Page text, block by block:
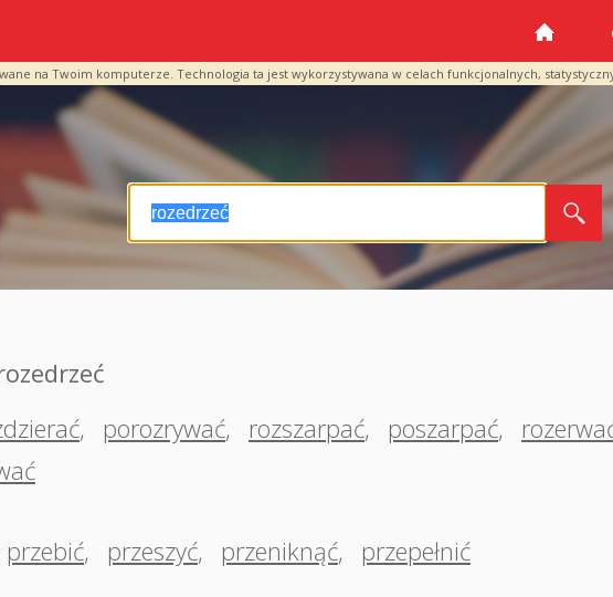
na Twoim komputerze. Technologia ta jest wykorzystywana w celach funkcjonalnych,
, porozrywać, rozszarpać, poszarpać,
przebić, przeszyć, przeniknąć, przepełnić